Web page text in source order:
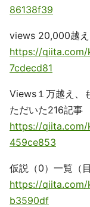
86138f39
views 20,000越
https://qiita.com/
7cdecd81
Views１万越え、
ただいた216記事
https://qiita.com/
459ce853
仮説（0）一覧（
https://qiita.com/
b3590df